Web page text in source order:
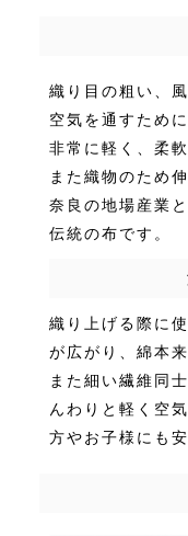
織り目の粗い、
空気を通すため
非常に軽く、柔
また織物のため
奈良の地場産業
伝統の布です。
織り上げる際に
が広がり、綿本
また細い繊維同
んわりと軽く空
方やお子様にも